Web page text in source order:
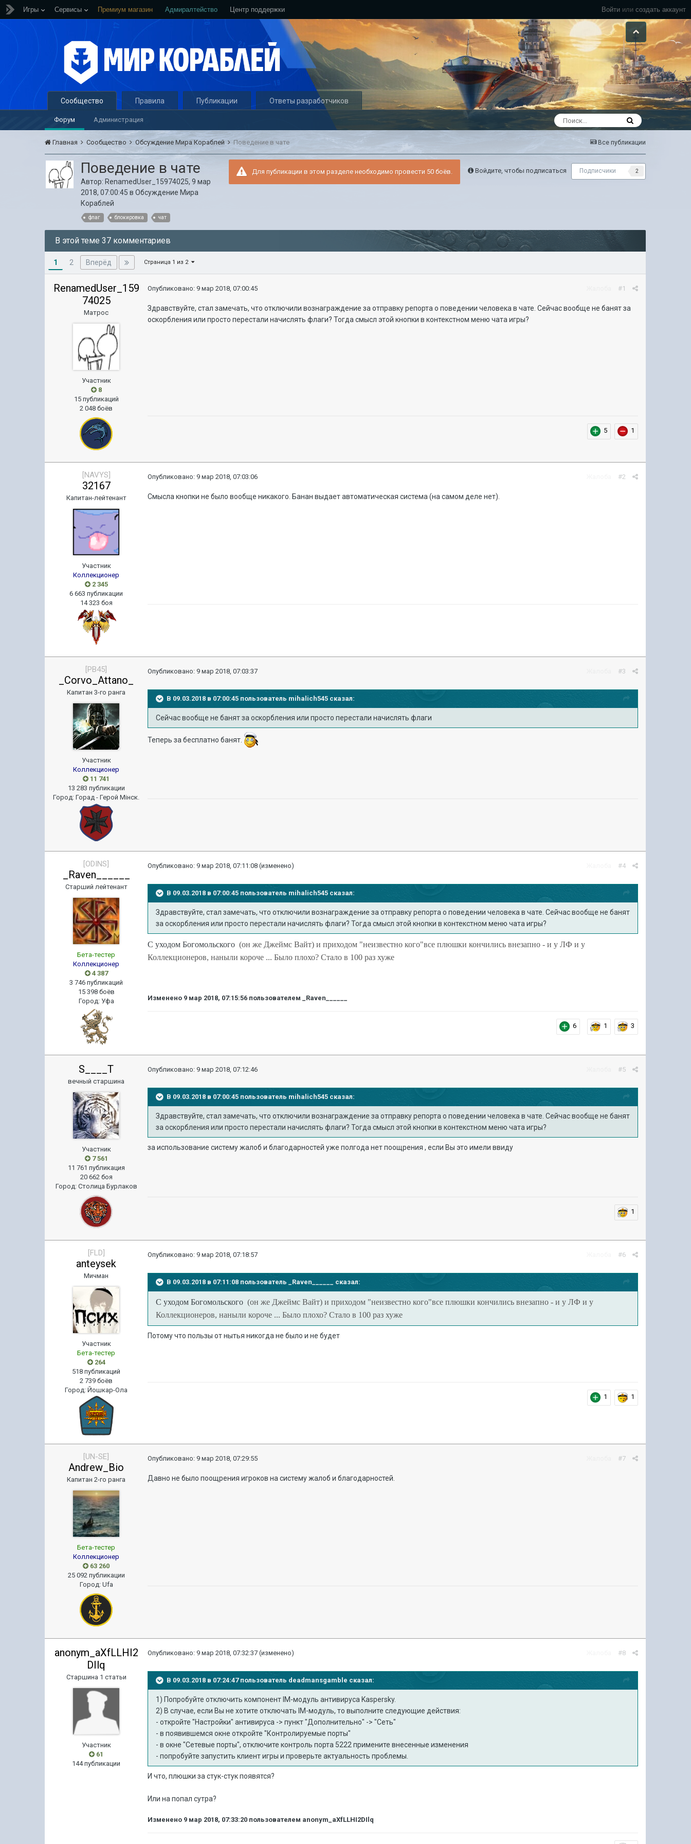
Войти или создать аккаунт
Игры Сервисы Премиум магазин Адмиралтейство Центр поддержки
Сообщество
Форум Администрация
Правила Публикации Ответы разработчиков
Все публикации
Главная Сообщество Обсуждение Мира Кораблей Поведение в чате
Войдите, чтобы подписаться Подписчики 2
Для публикации в этом разделе необходимо провести 50 боёв.
Поведение в чате
Автор: RenamedUser_15974025,9 мар
2018, 07:00:45 вОбсуждение Мира
Кораблей
флаг блокировка чат
В этой теме 37 комментариев
1 2 Вперёд Страница 1 из 2
RenamedUser_159
74025
Матрос
Участник
8
15 публикаций
2 048 боёв
#1
Опубликовано: 9 мар 2018, 07:00:45
Здравствуйте, стал замечать, что отключили вознаграждение за отправку репорта о поведении человека в чате. Сейчас вообще не банят за
оскорбления или просто перестали начислять флаги? Тогда смысл этой кнопки в контекстном меню чата игры?
5 1
[NAVYS]
32167
Капитан-лейтенант
Участник
Коллекционер
2 345
6 663 публикации
14 323 боя
#2
Опубликовано: 9 мар 2018, 07:03:06
Смысла кнопки не было вообще никакого. Банан выдает автоматическая система (на самом деле нет).
[PB45]
_Corvo_Attano_
Капитан 3-го ранга
Участник
Коллекционер
11 741
13 283 публикации
Город:Горад - Герой Мiнск.
#3
Опубликовано: 9 мар 2018, 07:03:37
В 09.03.2018 в 07:00:45 пользователь mihalich545 сказал:
Сейчас вообще не банят за оскорбления или просто перестали начислять флаги
Теперь за бесплатно банят.
[ODINS]
_Raven______
Старший лейтенант
Бета-тестер
Коллекционер
4 387
3 746 публикаций
15 398 боёв
Город: Уфа
#4
Опубликовано: 9 мар 2018, 07:11:08 (изменено)
В 09.03.2018 в 07:00:45 пользователь mihalich545 сказал:
Здравствуйте, стал замечать, что отключили вознаграждение за отправку репорта о поведении человека в чате. Сейчас вообще не банят
за оскорбления или просто перестали начислять флаги? Тогда смысл этой кнопки в контекстном меню чата игры?
С уходом Богомольского (он же Джеймс Вайт) и приходом "неизвестно кого"все плюшки кончились внезапно - и у ЛФ и у
Коллекционеров, наныли короче ... Было плохо? Стало в 100 раз хуже
Изменено 9 мар 2018, 07:15:56 пользователем _Raven______
6 1 3
S____T
вечный старшина
Участник
7 561
11 761 публикация
20 662 боя
Город: Столица Бурлаков
#5
Опубликовано: 9 мар 2018, 07:12:46
В 09.03.2018 в 07:00:45 пользователь mihalich545 сказал:
Здравствуйте, стал замечать, что отключили вознаграждение за отправку репорта о поведении человека в чате. Сейчас вообще не банят
за оскорбления или просто перестали начислять флаги? Тогда смысл этой кнопки в контекстном меню чата игры?
за использование систему жалоб и благодарностей уже полгода нет поощрения , если Вы это имели ввиду
1
[FLD]
anteysek
Мичман
Участник
Бета-тестер
264
518 публикаций
2 739 боёв
Город:Йошкар-Ола
#6
Опубликовано: 9 мар 2018, 07:18:57
В 09.03.2018 в 07:11:08 пользователь _Raven______ сказал:
С уходом Богомольского (он же Джеймс Вайт) и приходом "неизвестно кого"все плюшки кончились внезапно - и у ЛФ и у
Коллекционеров, наныли короче ... Было плохо? Стало в 100 раз хуже
Потому что пользы от нытья никогда не было и не будет
1 1
[UN-SE]
Andrew_Bio
Капитан 2-го ранга
Бета-тестер
Коллекционер
63 260
25 092 публикации
Город: Ufa
#7
Опубликовано: 9 мар 2018, 07:29:55
Давно не было поощрения игроков на систему жалоб и благодарностей.
anonym_aXfLLHI2
DIlq
Старшина 1 статьи
Участник
61
144 публикации
#8
Опубликовано: 9 мар 2018, 07:32:37 (изменено)
В 09.03.2018 в 07:24:47 пользователь deadmansgamble сказал:
1) Попробуйте отключить компонент IM-модуль антивируса Kaspersky.
2) В случае, если Вы не хотите отключать IM-модуль, то выполните следующие действия:
- откройте "Настройки" антивируса -> пункт "Дополнительно" -> "Сеть"
- в появившемся окне откройте "Контролируемые порты"
- в окне "Сетевые порты", отключите контроль порта 5222 примените внесенные изменения
- попробуйте запустить клиент игры и проверьте актуальность проблемы.
И что, плюшки за стук-стук появятся?
Или на попал сутра?
Изменено 9 мар 2018, 07:33:20 пользователем anonym_aXfLLHI2DIlq